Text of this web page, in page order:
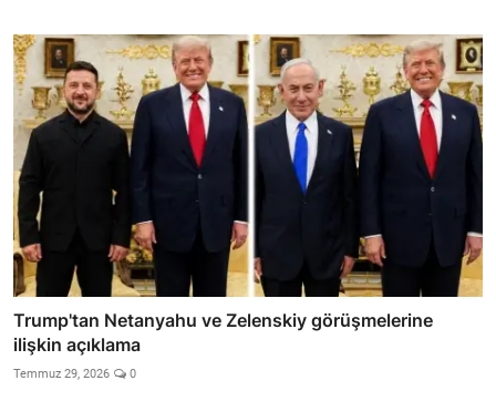
Trump'tan Netanyahu ve Zelenskiy görüşmelerine
ilişkin açıklama
Temmuz 29, 2026 0